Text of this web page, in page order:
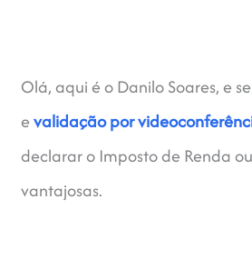
Olá, aqui é o Danilo Soares, e
evalidação por
declarar o Imposto de Renda
vantajosas.